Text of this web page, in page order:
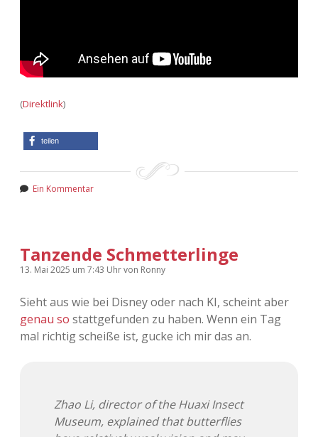
(Direktlink)
teilen
Ein Kommentar
Tanzende Schmetterlinge
13. Mai 2025 um 7:43 Uhrvon Ronny
Sieht aus wie bei Disney oder nach KI, scheint aber
genau so stattgefunden zu haben. Wenn ein Tag
mal richtig scheiße ist, gucke ich mir das an.
Zhao Li, director of the Huaxi Insect
Museum, explained that butterflies